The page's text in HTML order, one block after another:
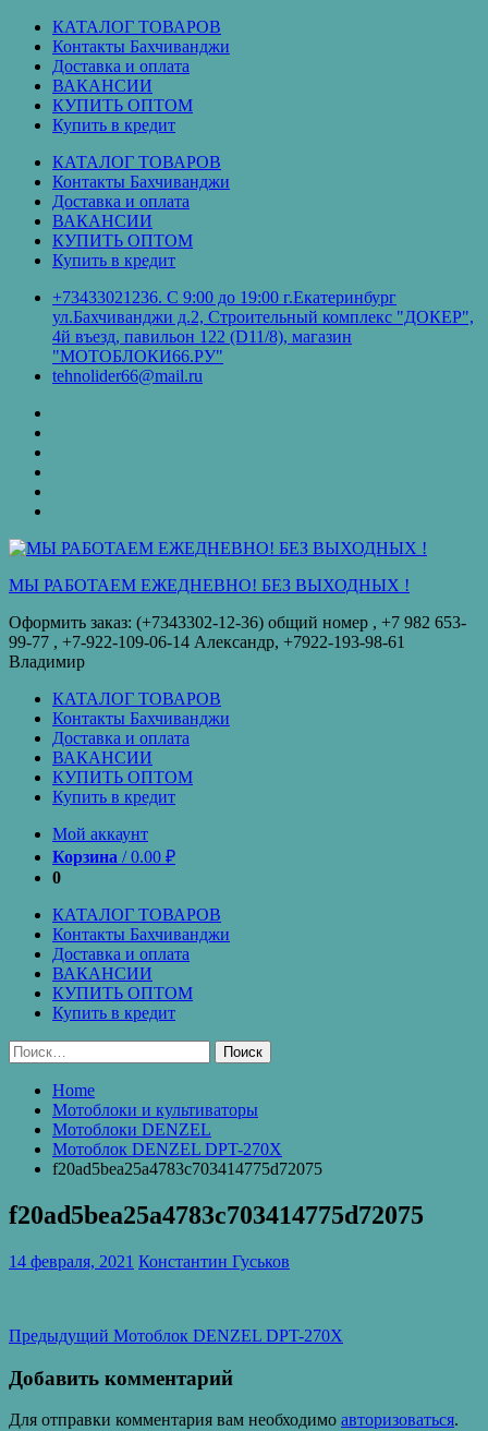
Перейти
содержимому
КАТАЛОГ ТОВАРОВ
Контакты Бахчиванджи
Доставка и оплата
ВАКАНСИИ
КУПИТЬ ОПТОМ
Купить в кредит
КАТАЛОГ ТОВАРОВ
Контакты Бахчиванджи
Доставка и оплата
ВАКАНСИИ
КУПИТЬ ОПТОМ
Купить в кредит
+73433021236. С 9:00 до 19:00 г.Екатеринбург
ул.Бахчиванджи д.2, Строительный комплекс "ДОКЕР",
4й въезд, павильон 122 (D11/8), магазин
"МОТОБЛОКИ66.РУ"
tehnolider66@mail.ru
кредит
МЫ РАБОТАЕМ ЕЖЕДНЕВНО! БЕЗ ВЫХОДНЫХ !
Оформить заказ: (+7343302-12-36) общий номер , ‪+7 982 653-
99-77‬ , +7-922-109-06-14 Александр, +7922-193-98-61
Владимир
КАТАЛОГ ТОВАРОВ
Контакты Бахчиванджи
Доставка и оплата
ВАКАНСИИ
КУПИТЬ ОПТОМ
Купить в кредит
Мой аккаунт
Корзина /0.00 ₽
0
КАТАЛОГ ТОВАРОВ
Контакты Бахчиванджи
Доставка и оплата
ВАКАНСИИ
КУПИТЬ ОПТОМ
Купить в кредит
Найти:
Home
Мотоблоки и культиваторы
Мотоблоки DENZEL
Мотоблок DENZEL DPT-270X
f20ad5bea25a4783c703414775d72075
f20ad5bea25a4783c703414775d72075
14 февраля, 2021 Константин Гуськов
Навигация
по
записям
Предыдущий Предыдущая
Мотоблок DENZEL DPT-270X
Добавить комментарий
Для отправки комментария вам необходимо авторизоваться.